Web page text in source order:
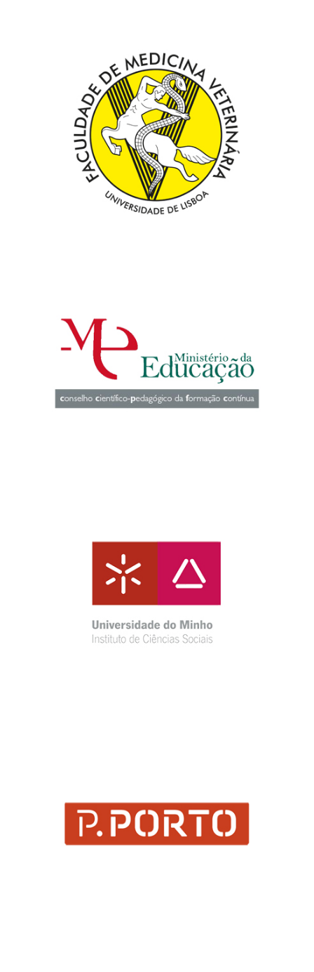
FACULDADE DE MEDICINA VETERINÁRIA DA
UNIVERSIDADE DE LISBOA
PORTUGAL
CCPFC - CONSELHO CIENTÍFICO-
PEDAGÓGICO DA FORMAÇÃO CONTÍNUA
PORTUGAL
PORTUGAL
SAS DO INSTITUTO POLITÉCNICO DO PORTO